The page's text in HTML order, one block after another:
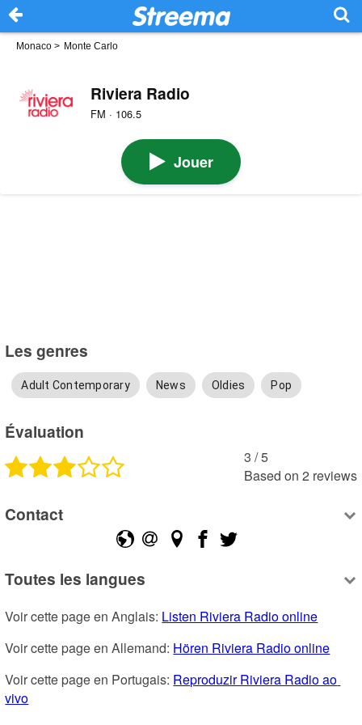
Monaco > Monte Carlo
Riviera Radio
FM · 106.5
Jouer
Les genres
Adult Contemporary News Oldies Pop
Évaluation
3 /5
Based on 2 reviews
Contact
Toutes les langues
Voir cette page en Anglais: Listen Riviera Radio online
Voir cette page en Allemand: Hören Riviera Radio online
Voir cette page en Portugais: Reproduzir Riviera Radio ao
vivo